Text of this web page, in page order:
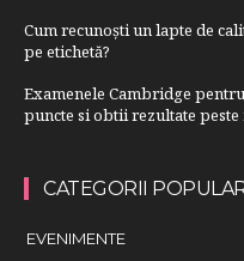
Cum recunoști un lapte de
pe etichetă?
Examenele Cambridge
puncte si obtii rezultate
CATEGORII
EVENIMENTE